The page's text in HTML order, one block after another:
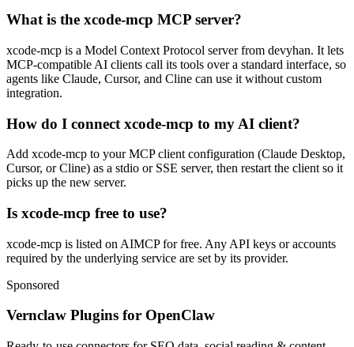
What is the xcode-mcp MCP server?
xcode-mcp is a Model Context Protocol server from devyhan. It lets
MCP-compatible AI clients call its tools over a standard interface, so
agents like Claude, Cursor, and Cline can use it without custom
integration.
How do I connect xcode-mcp to my AI client?
Add xcode-mcp to your MCP client configuration (Claude Desktop,
Cursor, or Cline) as a stdio or SSE server, then restart the client so it
picks up the new server.
Is xcode-mcp free to use?
xcode-mcp is listed on AIMCP for free. Any API keys or accounts
required by the underlying service are set by its provider.
Sponsored
Vernclaw Plugins for OpenClaw